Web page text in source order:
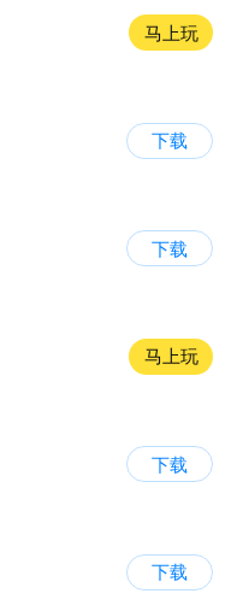
马上玩
下载
下载
马上玩
下载
下载